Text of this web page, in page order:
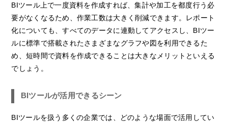
BIツール上で一度資料を作成すれば、集計や加工を都度行う必
要がなくなるため、作業工数は大きく削減できます。レポート
化についても、すべてのデータに連動してアクセスし、BIツー
ルに標準で搭載されたさまざまなグラフや図を利用できるた
め、短時間で資料を作成できることは大きなメリットといえる
でしょう。
BIツールが活用できるシーン
BIツールを扱う多くの企業では、どのような場面で活用してい